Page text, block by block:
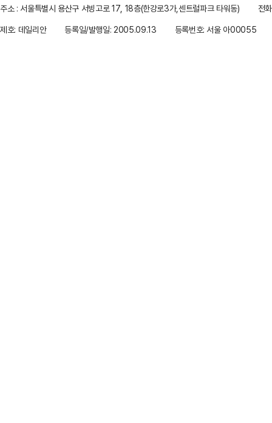
주소 : 서울특별시 용산구 서빙고로 17, 18층(한강로3가,센트럴파크 타워동)
전
제호: 데일리안
등록일/발행일: 2005.09.13 등록번호: 서울 아00055